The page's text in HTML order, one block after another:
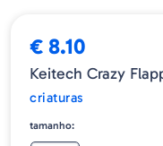
€ 8.10
Keitech Crazy
criaturas
tamanho: